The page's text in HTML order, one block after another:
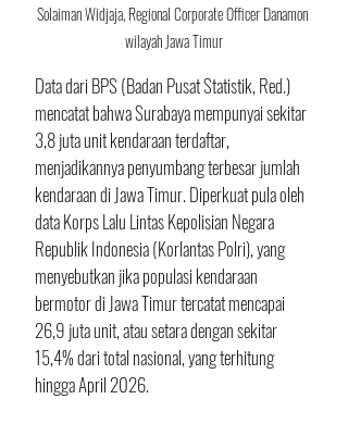
Solaiman Widjaja, Regional Corporate Officer Danamon
wilayah Jawa Timur
Data dari BPS (Badan Pusat Statistik, Red.)
mencatat bahwa Surabaya mempunyai sekitar
3,8 juta unit kendaraan terdaftar,
menjadikannya penyumbang terbesar jumlah
kendaraan di Jawa Timur. Diperkuat pula oleh
data Korps Lalu Lintas Kepolisian Negara
Republik Indonesia (Korlantas Polri), yang
menyebutkan jika populasi kendaraan
bermotor di Jawa Timur tercatat mencapai
26,9 juta unit, atau setara dengan sekitar
15,4% dari total nasional, yang terhitung
hingga April 2026.